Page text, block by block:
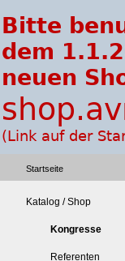
Startseite
Katalog / Shop
Kongresse
Referenten